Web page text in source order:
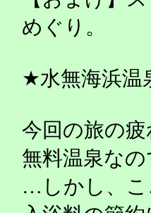
めぐり。
★水無海浜
今回の旅の
無料温泉な
…しかし、こ